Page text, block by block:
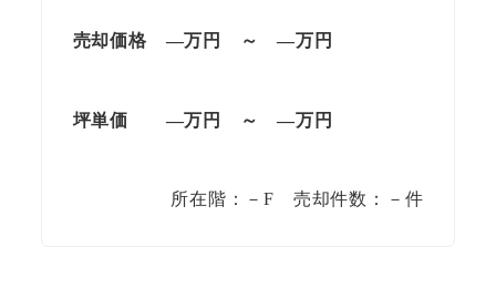
売却価格 —万円 ～ —万円
坪単価 —万円 ～ —万円
所在階：－F 売却件数：－件